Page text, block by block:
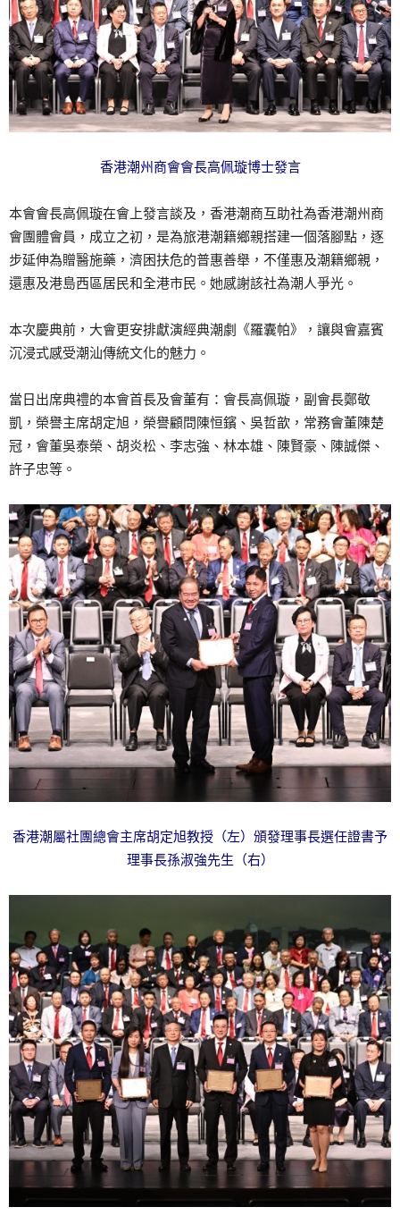
香港潮州商會會長高佩璇博士發言
本會會長高佩璇在會上發言談及，香港潮商互助社為香港潮州商
會團體會員，成立之初，是為旅港潮籍鄉親搭建一個落腳點，逐
步延伸為贈醫施藥，濟困扶危的普惠善舉，不僅惠及潮籍鄉親，
還惠及港島西區居民和全港市民。她感謝該社為潮人爭光。
本次慶典前，大會更安排獻演經典潮劇《羅囊帕》，讓與會嘉賓
沉浸式感受潮汕傳統文化的魅力。
當日出席典禮的本會首長及會董有：會長高佩璇，副會長鄭敬
凱，榮譽主席胡定旭，榮譽顧問陳恒鑌、吳哲歆，常務會董陳楚
冠，會董吳泰榮、胡炎松、李志強、林本雄、陳賢豪、陳誠傑、
許子忠等。
香港潮屬社團總會主席胡定旭教授（左）頒發理事長選任證書予
理事長孫淑強先生（右）